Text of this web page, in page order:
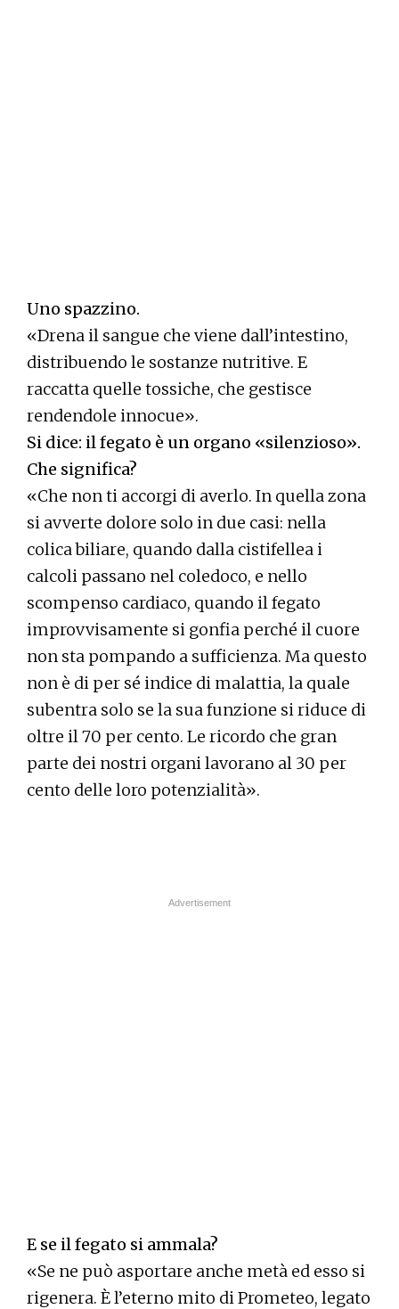
Uno spazzino.
«Drena il sangue che viene dall’intestino,
distribuendo le sostanze nutritive. E
raccatta quelle tossiche, che gestisce
rendendole innocue».
Si dice: il fegato è un organo «silenzioso».
Che significa?
«Che non ti accorgi di averlo. In quella zona
si avverte dolore solo in due casi: nella
colica biliare, quando dalla cistifellea i
calcoli passano nel coledoco, e nello
scompenso cardiaco, quando il fegato
improvvisamente si gonfia perché il cuore
non sta pompando a sufficienza. Ma questo
non è di per sé indice di malattia, la quale
subentra solo se la sua funzione si riduce di
oltre il 70 per cento. Le ricordo che gran
parte dei nostri organi lavorano al 30 per
cento delle loro potenzialità».
E se il fegato si ammala?
«Se ne può asportare anche metà ed esso si
rigenera. È l’eterno mito di Prometeo, legato